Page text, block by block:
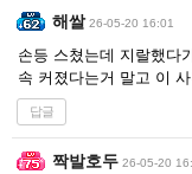
해쌀 26-05-20 16:01
손등 스쳤는데 지랄했다
속 커졌다는거 말고 이
답글
짝발호두 26-05-20